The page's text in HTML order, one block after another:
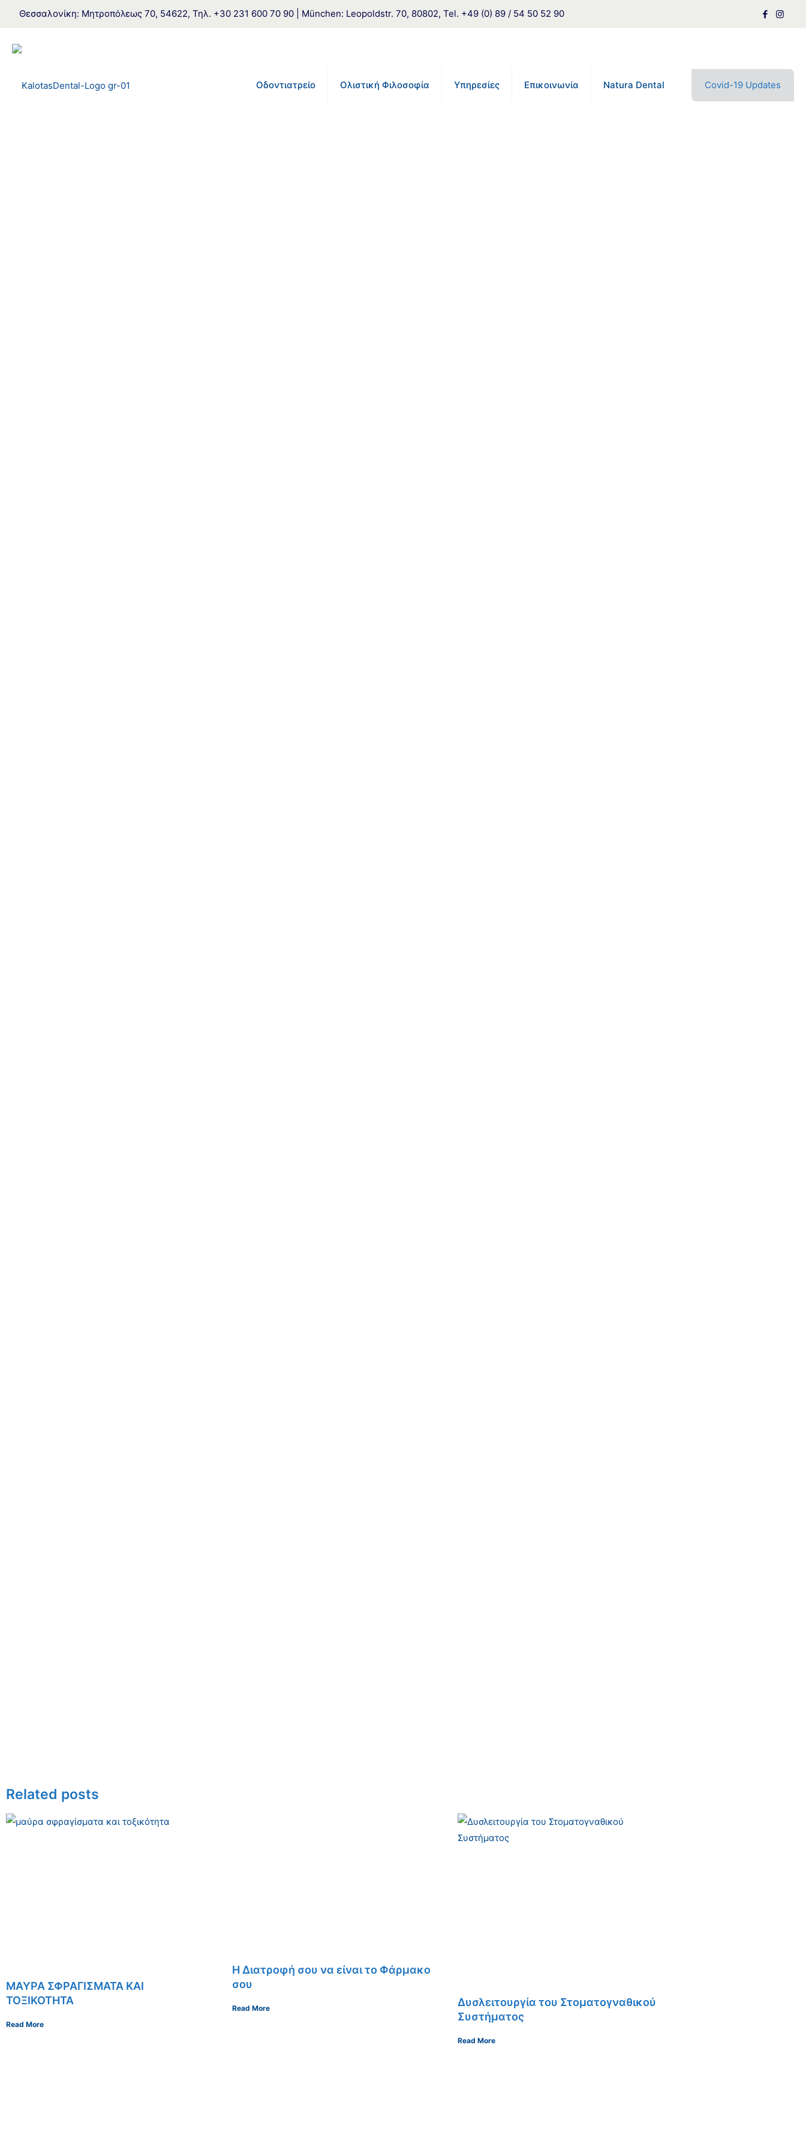
Θεσσαλονίκη: Μητροπόλεως 70, 54622, Τηλ. +30 231 600 70 90 | München: Leopoldstr. 70, 80802, Tel. +49 (0) 89 / 54 50 52 90
Οδοντιατρείο Ολιστική Φιλοσοφία Υπηρεσίες Επικοινωνία Natura Dental Covid-19 Updates
Related posts
ΜΑΥΡΑ ΣΦΡΑΓΙΣΜΑΤΑ ΚΑΙ
ΤΟΞΙΚΟΤΗΤΑ
Read More
Η Διατροφή σου να είναι το Φάρμακο
σου
Read More
Δυσλειτουργία του Στοματογναθικού
Συστήματος
Read More